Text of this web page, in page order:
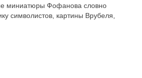
миниатюры Фофанова словно
символистов, картины Врубеля,